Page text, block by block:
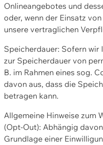
Onlineangebotes und
oder, wenn der Einsatz
unsere vertraglichen
Speicherdauer: Sofern wir
zur Speicherdauer von
B. im Rahmen eines sog.
davon aus, dass die
betragen kann.
Allgemeine Hinweise zum
(Opt-Out): Abhängig
Grundlage einer